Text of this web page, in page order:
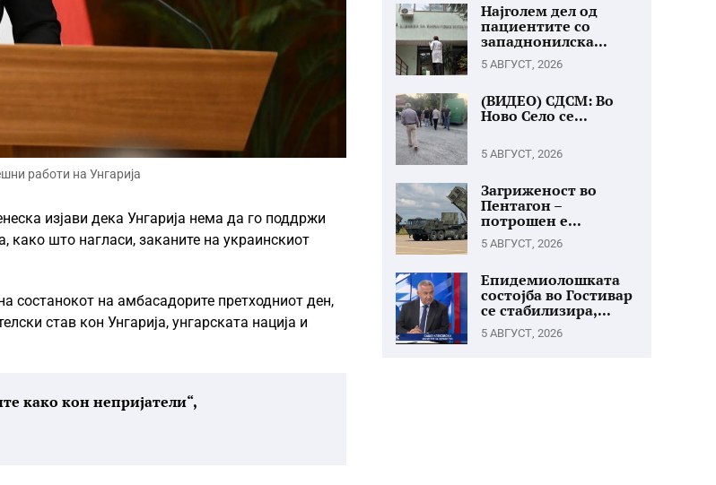
работи на Унгарија
изјави дека Унгарија нема да го поддржи
како што нагласи, заканите на украинскиот
состанокот на амбасадорите претходниот ден,
став кон Унгарија, унгарската нација и
како кон непријатели“,
Најголем дел од
пациентите со
западнонилска...
5 АВГУСТ, 2026
(ВИДЕО) СДСМ: Во
Ново Село се...
5 АВГУСТ, 2026
Загриженост во
Пентагон –
потрошен е...
5 АВГУСТ, 2026
Епидемиолошката
состојба во Гостивар
се стабилизира,...
5 АВГУСТ, 2026